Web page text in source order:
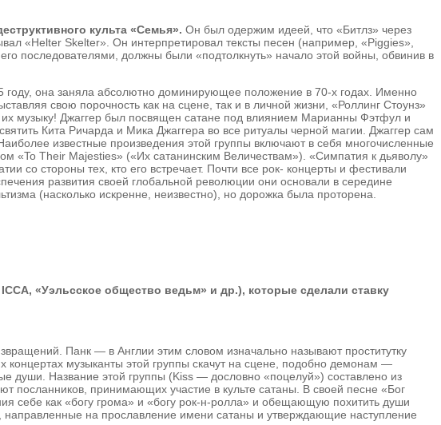
культа «Семья». Он был одержим идеей, что «Битлз» через
«Helter Skelter». Он интерпретировал тексты песен (например, «Piggies»,
последователями, должны были «подтолкнуть» начало этой войны, обвинив в
году, она заняла абсолютно доминирующее положение в 70-х годах. Именно
свою порочность как на сцене, так и в личной жизни, «Роллинг Стоунз»
музыку! Джаггер был посвящен сатане под влиянием Марианны Фэтфул и
Кита Ричарда и Мика Джаггера во все ритуалы черной магии. Джаггер сам
известные произведения этой группы включают в себя многочисленные
«To Their Majesties» («Их сатанинским Величествам»). «Симпатия к дьяволу»
со стороны тех, кто его встречает. Почти все рок- концерты и фестивали
развития своей глобальной революции они основали в середине
(насколько искренне, неизвестно), но дорожка была проторена.
«Уэльсское общество ведьм» и др.), которые сделали ставку
Панк — в Англии этим словом изначально называют проститутку
концертах музыканты этой группы скачут на сцене, подобно демонам —
души. Название этой группы (Kiss — дословно «поцелуй») составлено из
посланников, принимающих участие в культе сатаны. В своей песне «Бог
себе как «богу грома» и «богу рок-н-ролла» и обещающую похитить души
направленные на прославление имени сатаны и утверждающие наступление